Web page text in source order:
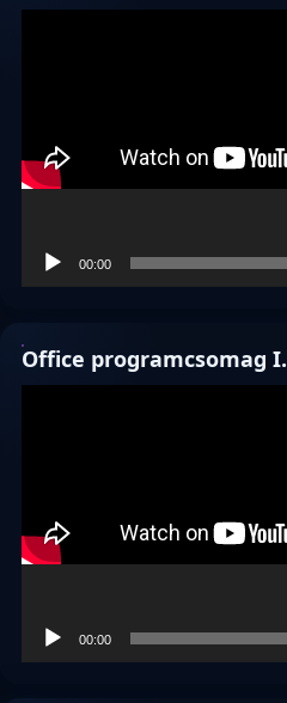
00:00
Office programcsomag I.
00:00